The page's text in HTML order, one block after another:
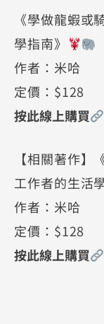
《學做龍蝦
學指南》
作者：米哈
定價：$128
按此線上購買
【相關著作
工作者的生活
作者：米哈
定價：$128
按此線上購買